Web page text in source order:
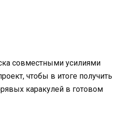
совместными усилиями
чтобы в итоге получить
каракулей в готовом